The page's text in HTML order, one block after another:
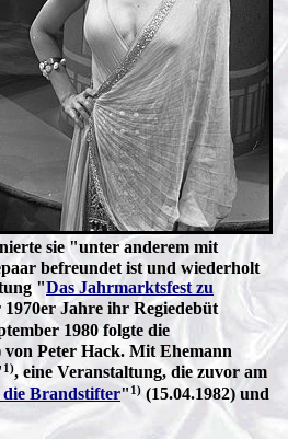
sie "unter anderem mit
befreundet ist und wiederholt
"Das Jahrmarktsfest zu
Jahre ihr Regiedebüt
1980 folgte die
von Peter Hack. Mit Ehemann
1), eine Veranstaltung, die zuvor am
Brandstifter" 1)(15.04.1982) und